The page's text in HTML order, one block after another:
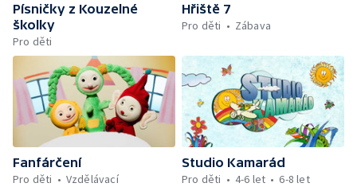
Písničky z Kouzelné
školky
Pro děti
Hřiště 7
Pro děti
Zábava
Fanfárčení
Pro děti
Vzdělávací
Studio Kamarád
Pro děti
4-6 let 6-8 let